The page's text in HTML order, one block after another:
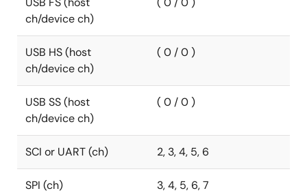
ch/device ch)
USB HS (host
ch/device ch)
( 0 / 0 )
USB SS (host
ch/device ch)
( 0 / 0 )
SCI or UART (ch) 2, 3, 4, 5, 6
SPI (ch) 3, 4, 5, 6, 7